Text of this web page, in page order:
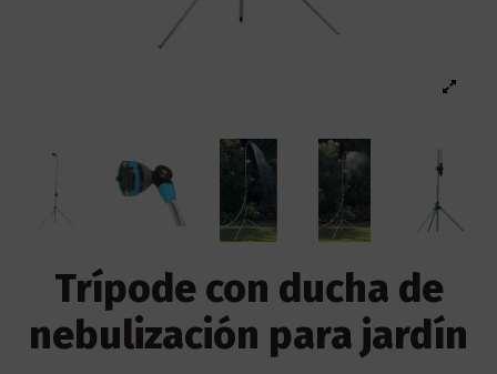
Trípode con ducha de
nebulización para jardín